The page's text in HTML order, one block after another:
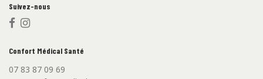
Confort Médical Santé
07 83 87 09 69
Suivez-nous